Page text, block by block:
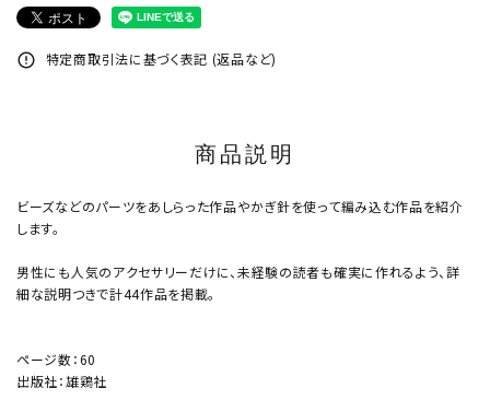
error_outline 特定商取引法に基づく表記 (返品など)
商品説明
ビーズなどのパーツをあしらった作品やかぎ針を使って編み込む作品を紹介
します。
男性にも人気のアクセサリーだけに、未経験の読者も確実に作れるよう、詳
細な説明つきで計44作品を掲載。
ページ数：60
出版社：雄鶏社